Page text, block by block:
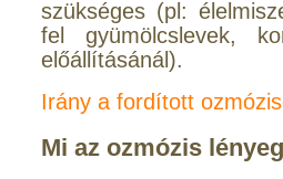
szükséges (pl:
fel gyümölcslevek,
előállításánál).
Irány a fordított
Mi az ozmózis